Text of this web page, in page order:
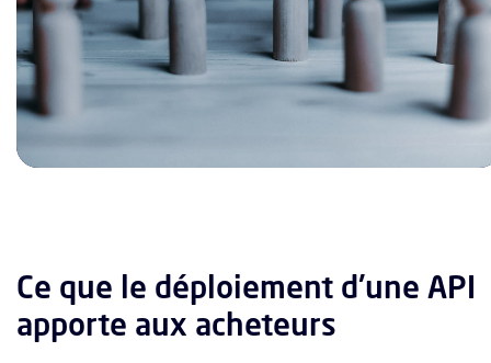
Ce que le déploiement d'une API
apporte aux acheteurs